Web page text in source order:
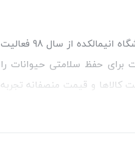
مطمئن‌ترین مرجع خرید غذا و کالاهای مورد نیاز برای سلامتی و رفاه سگ و گربه خانگی است. فروشگاه انیمالکده از سال 98 فعالیت
برای حفظ سلامتی حیوانات را
کالاها و قیمت منصفانه تجربه
می‌توانیدبا شماره مشاور در